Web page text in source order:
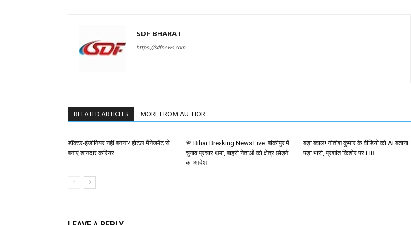
SDF BHARAT
https://sdfnews.com
RELATED ARTICLES MORE FROM AUTHOR
डॉक्टर-इंजीनियर नहीं बनना? होटल मैनेजमेंट से
बनाएं शानदार करियर
🚨 Bihar Breaking News Live: बांकीपुर में
चुनाव प्रचार थमा, बाहरी नेताओं को क्षेत्र छोड़ने
का आदेश
बड़ा बवाल! नीतीश कुमार के वीडियो को AI बताना
पड़ा भारी, प्रशांत किशोर पर FIR